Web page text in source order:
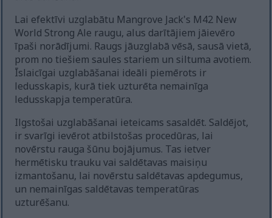
Lai efektīvi uzglabātu Mangrove Jack's M42 New
World Strong Ale raugu, alus darītājiem jāievēro
īpaši norādījumi. Raugs jāuzglabā vēsā, sausā vietā,
prom no tiešiem saules stariem un siltuma avotiem.
Īslaicīgai uzglabāšanai ideāli piemērots ir
ledusskapis, kurā tiek uzturēta nemainīga
ledusskapja temperatūra.
Ilgstošai uzglabāšanai ieteicams sasaldēt. Saldējot,
ir svarīgi ievērot atbilstošas procedūras, lai
novērstu rauga šūnu bojājumus. Tas ietver
hermētisku trauku vai saldētavas maisiņu
izmantošanu, lai novērstu saldētavas apdegumus,
un nemainīgas saldētavas temperatūras
uzturēšanu.